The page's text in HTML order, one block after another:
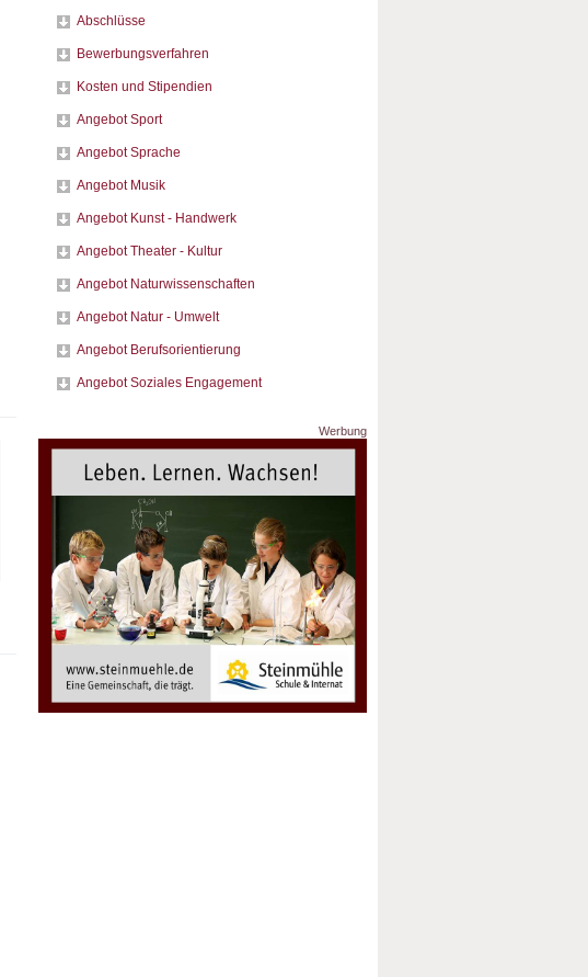
Abschlüsse
Bewerbungsverfahren
Kosten und Stipendien
Angebot Sport
Angebot Sprache
Angebot Musik
Angebot Kunst - Handwerk
Angebot Theater - Kultur
Angebot Naturwissenschaften
Angebot Natur - Umwelt
Angebot Berufsorientierung
Angebot Soziales Engagement
Werbung